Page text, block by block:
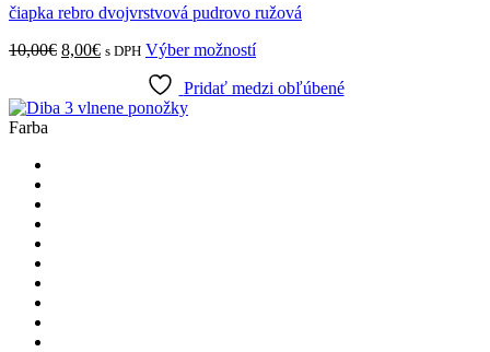
môžete
produktu.
čiapka rebro dvojvrstvová pudrovo ružová
10,00€ Pôvodná
10,00€.
8,00€Aktuálna
8,00€.
s DPH Výber možnostíTento
má
Pridať medzi obľúbené
Farba